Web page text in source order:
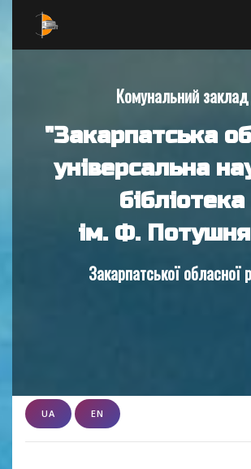
Комунальний заклад
"Закарпатська
універсальна
бібліотека
ім. Ф.
Закарпатської обласної
UA EN